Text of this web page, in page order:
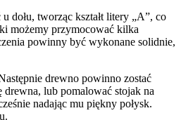
dołu, tworząc kształt litery „A”, co
możemy przymocować kilka
powinny być wykonane solidnie,
drewno powinno zostać
lub pomalować stojak na
nadając mu piękny połysk.